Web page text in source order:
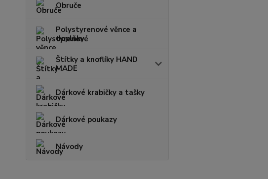
Obruče
Polystyrenové věnce a
doplňky
Štítky a knoflíky HAND
MADE
Dárkové krabičky a tašky
Dárkové poukazy
Návody